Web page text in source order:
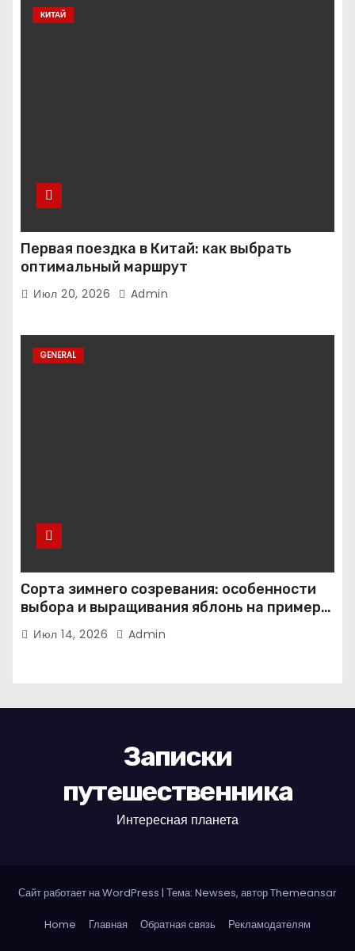
КИТАЙ
Первая поездка в Китай: как выбрать
оптимальный маршрут
Июл 20, 2026 Admin
GENERAL
Сорта зимнего созревания: особенности
выбора и выращивания яблонь на примере
иммунного сорта Кандиль орловский
Июл 14, 2026 Admin
Записки
путешественника
Интересная планета
Сайт работает на WordPress | Тема: Newses, авторThemeansar
Home Главная Обратная связь Рекламодателям